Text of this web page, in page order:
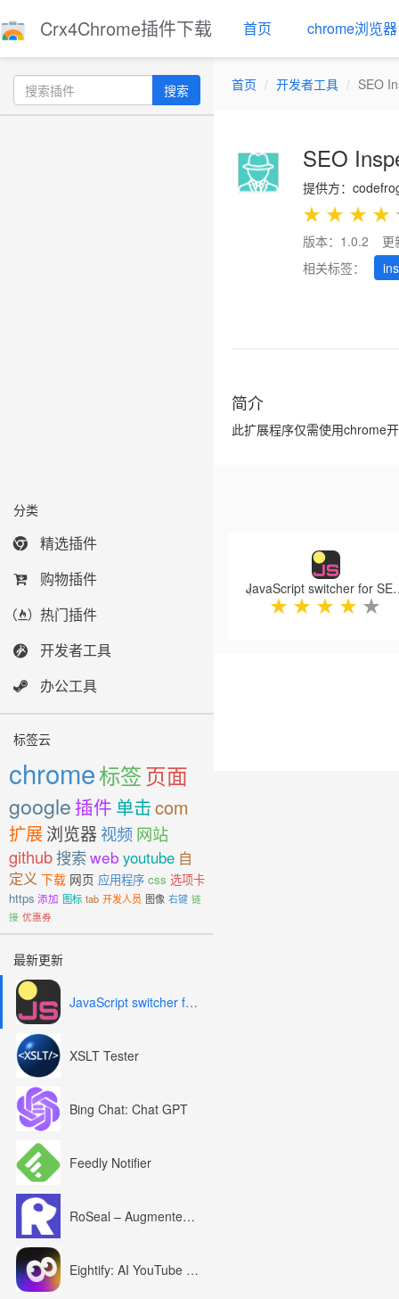
Crx4Chrome插件下载 首页 chrome浏览器
搜索
分类
精选插件
购物插件
热门插件
开发者工具
办公工具
标签云
chrome标签页面
google 插件 单击com
扩展浏览器 视频网站
github搜索web youtube 自
定义 下载 网页 应用程序 css 选项卡
https 添加 图标 tab 开发人员 图像 右键 链
接 优惠券
最新更新
JavaScript switcher for SEO and development
XSLT Tester
Bing Chat: Chat GPT
Feedly Notifier
RoSeal – Augmented Roblox Experience
Eightify: AI YouTube Summary with ChatGPT
首页 开发者工具 SEO
SEO
提供方：
★ ★ ★ ★
版本：1.0.2
更
相关标签：
简介
此扩展程序仅需使用chrome
JavaScript
★ ★ ★ ★ ★